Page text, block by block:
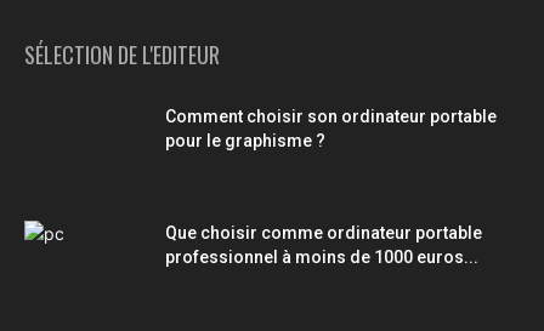
SÉLECTION DE L'EDITEUR
Comment choisir son ordinateur portable
pour le graphisme ?
Que choisir comme ordinateur portable
professionnel à moins de 1000 euros...